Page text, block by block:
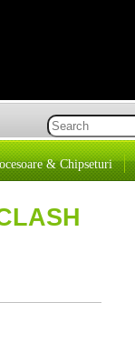
& Chipseturi